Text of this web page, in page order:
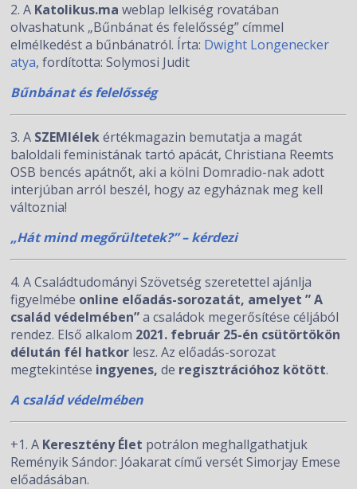
2. A Katolikus.ma weblap lelkiség rovatában
olvashatunk „Bűnbánat és felelősség” címmel
elmélkedést a bűnbánatról. Írta: Dwight Longenecker
atya, fordította: Solymosi Judit
Bűnbánat és felelősség
3. A SZEMlélekértékmagazin bemutatja a magát
baloldali feministának tartó apácát, Christiana Reemts
OSB bencés apátnőt, aki a kölni Domradio-nak adott
interjúban arról beszél, hogy az egyháznak meg kell
változnia!
„Hát mind megőrültetek?” – kérdezi
4. A Családtudományi Szövetség szeretettel ajánlja
figyelmébe online előadás-sorozatát, amelyet ” A
család védelmében”a családok megerősítése céljából
rendez. Első alkalom 2021. február 25-én csütörtökön
délután fél hatkor lesz. Az előadás-sorozat
megtekintése ingyenes,de regisztrációhoz kötött.
A család védelmében
+1. A Keresztény Élet potrálon meghallgathatjuk
Reményik Sándor: Jóakarat című versét Simorjay Emese
előadásában.